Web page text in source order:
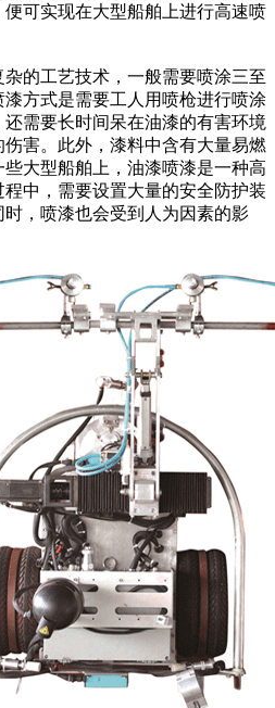
可实现在大型船舶上进行高速喷
的工艺技术，一般需要喷涂三至
方式是需要工人用喷枪进行喷涂
需要长时间呆在油漆的有害环境
害。此外，漆料中含有大量易燃
大型船舶上，油漆喷漆是一种高
中，需要设置大量的安全防护装
，喷漆也会受到人为因素的影